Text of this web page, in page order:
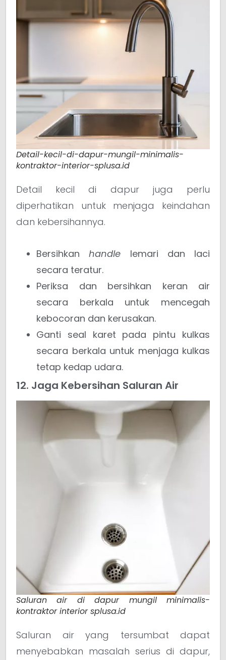
Detail-kecil-di-dapur-mungil-minimalis-
kontraktor-interior-splusa.id
Detail kecil di dapur juga perlu
diperhatikan untuk menjaga keindahan
dan kebersihannya.
Bersihkanhandle lemari dan laci
secara teratur.
Periksa dan bersihkan keran air
secara berkala untuk mencegah
kebocoran dan kerusakan.
Ganti seal karet pada pintu kulkas
secara berkala untuk menjaga kulkas
tetap kedap udara.
12. Jaga Kebersihan Saluran Air
Saluran air di dapur mungil minimalis-
kontraktor interior splusa.id
Saluran air yang tersumbat dapat
menyebabkan masalah serius di dapur,